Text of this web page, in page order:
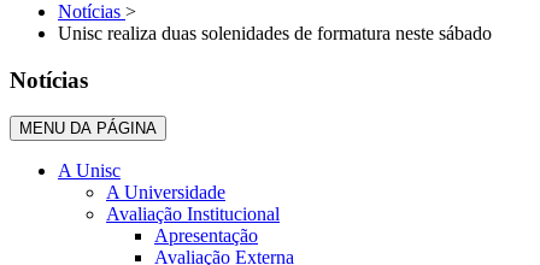
Notícias >
Unisc realiza duas solenidades de formatura neste sábado
Notícias
MENU DA PÁGINA
A Unisc
A Universidade
Avaliação Institucional
Apresentação
Avaliação Externa